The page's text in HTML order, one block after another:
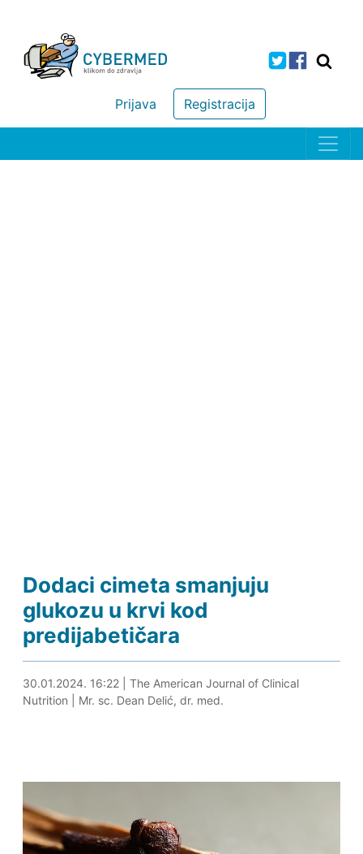
Registracija
Prijava
Dodaci cimeta smanjuju
glukozu u krvi kod
predijabetičara
30.01.2024. 16:40
30.01.2024. 16:22| The American Journal of Clinical
Nutrition
Mr. sc. Dean Delić, dr. med.